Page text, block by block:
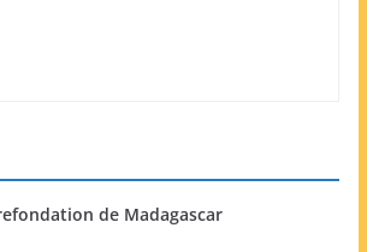
de Madagascar